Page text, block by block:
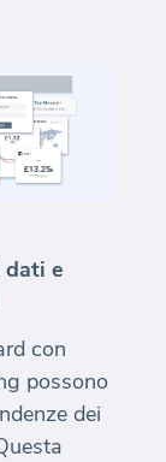
dati e
con
possono
dei